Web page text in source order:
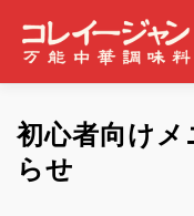
ホーム コレイー
初心者向け
らせ